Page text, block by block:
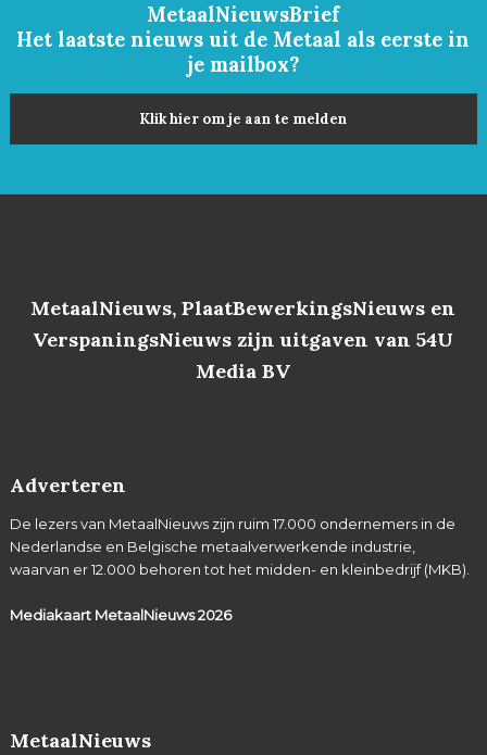
MetaalNieuwsBrief
Het laatste nieuws uit de Metaal als eerste in
je mailbox?
Klik hier om je aan te melden
MetaalNieuws, PlaatBewerkingsNieuws en
VerspaningsNieuws zijn uitgaven van 54U
Media BV
Adverteren
De lezers van MetaalNieuws zijn ruim 17.000 ondernemers in de
Nederlandse en Belgische metaalverwerkende industrie,
waarvan er 12.000 behoren tot het midden- en kleinbedrijf (MKB).
Mediakaart MetaalNieuws2026
MetaalNieuws